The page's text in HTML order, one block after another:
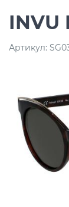
INVU
Артикул:
Vogue
11 991